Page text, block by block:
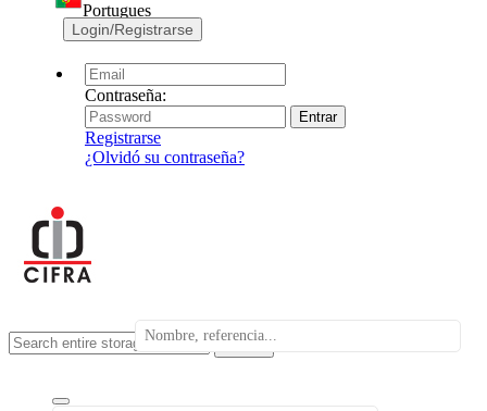
Portugues
Login/Registrarse
Contraseña:
Registrarse
¿Olvidó su contraseña?
search